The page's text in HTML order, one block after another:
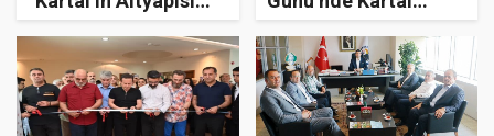
Tamamlanana Kadar
Çalışmaya Devam”
Belediyesi’nden Ünlü
Oyuncuya Onur Ödülü